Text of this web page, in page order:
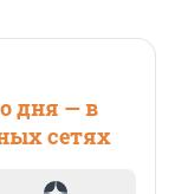
дня — в
сетях